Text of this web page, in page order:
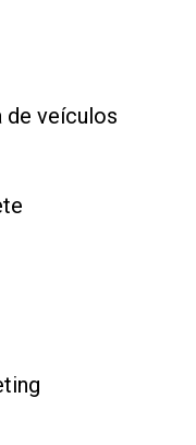
de veículos